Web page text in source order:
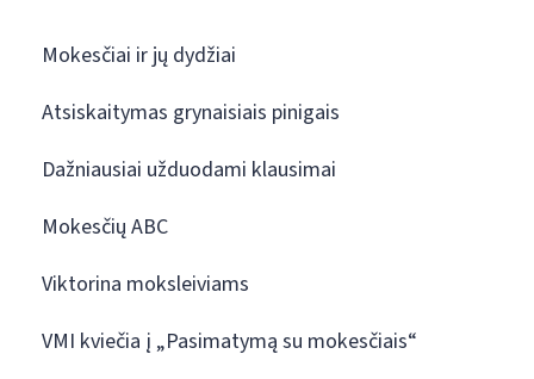
Mokesčiai ir jų dydžiai
Atsiskaitymas grynaisiais pinigais
Dažniausiai užduodami klausimai
Mokesčių ABC
Viktorina moksleiviams
VMI kviečia į „Pasimatymą su mokesčiais“